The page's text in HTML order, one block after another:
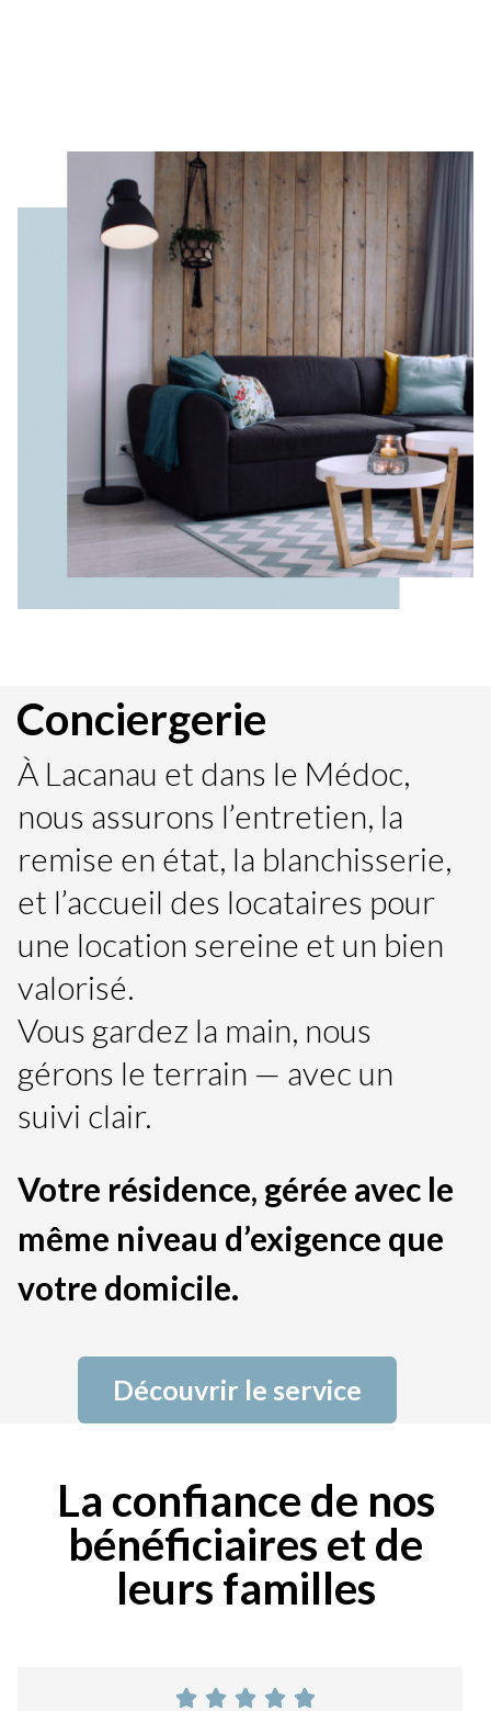
Conciergerie
À Lacanau et dans le Médoc,
nous assurons l’entretien, la
remise en état, la blanchisserie,
et l’accueil des locataires pour
une location sereine et un bien
valorisé.
Vous gardez la main, nous
gérons le terrain — avec un
suivi clair.
Votre résidence, gérée avec le
même niveau d’exigence que
votre domicile.
Découvrir le service
La confiance de nos
bénéficiaires et de
leurs familles
    